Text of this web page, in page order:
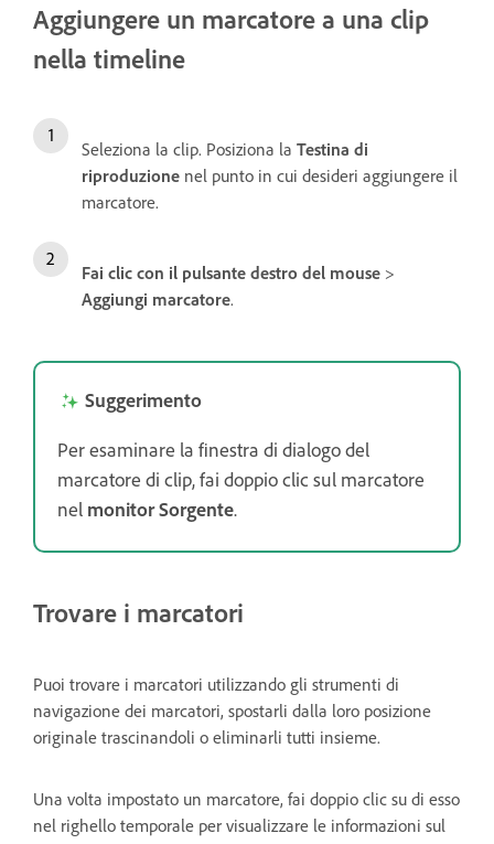
Aggiungere un marcatore a una clip
nella timeline
Seleziona la clip. Posiziona la Testina di
riproduzione nel punto in cui desideri aggiungere il
marcatore.
Fai clic con il pulsante destro del mouse >
Aggiungi marcatore.
Suggerimento
Per esaminare la finestra di dialogo del
marcatore di clip, fai doppio clic sul marcatore
nel monitor Sorgente.
Trovare i marcatori
Puoi trovare i marcatori utilizzando gli strumenti di
navigazione dei marcatori, spostarli dalla loro posizione
originale trascinandoli o eliminarli tutti insieme.
Una volta impostato un marcatore, fai doppio clic su di esso
nel righello temporale per visualizzare le informazioni sul